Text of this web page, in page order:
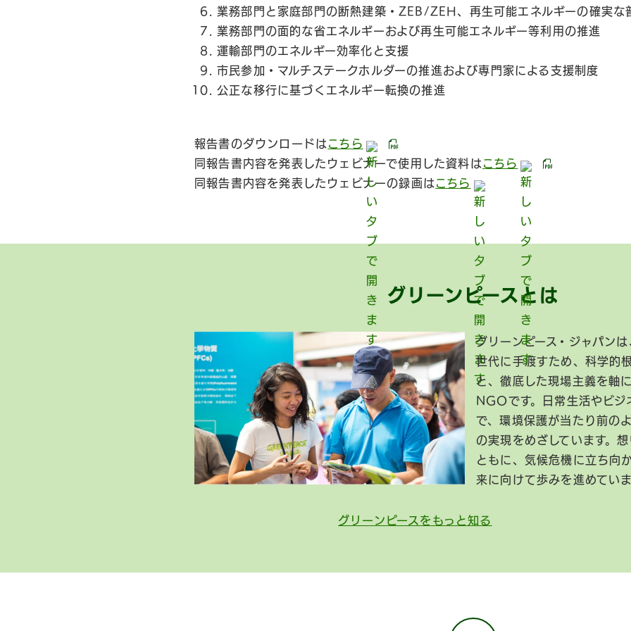
業務部門と家庭部門の断熱建築・ZEB/ZEH、再生可能エネルギーの確実な
業務部門の面的な省エネルギーおよび再生可能エネルギー等利用の推進
運輸部門のエネルギー効率化と支援
市民参加・マルチステークホルダーの推進および専門家による支援制度
公正な移行に基づくエネルギー転換の推進
報告書のダウンロードは こちら
同報告書内容を発表したウェビナーで使用した資料は こちら
同報告書内容を発表したウェビナーの録画は こちら
グリーンピースとは
グリーンピース・ジャパン
世代に手渡すため、科学的
と、徹底した現場主義を軸
NGOです。日常生活やビジ
で、環境保護が当たり前の
の実現をめざしています。
ともに、気候危機に立ち向
来に向けて歩みを進めてい
グリーンピースをもっと知る